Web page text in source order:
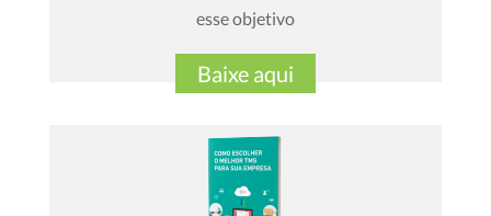
esse objetivo
Baixe aqui